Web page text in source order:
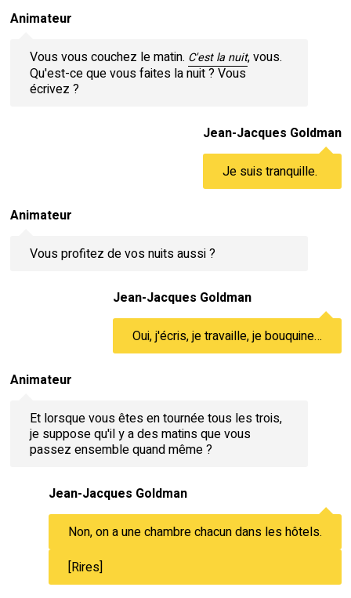
Animateur
Vous vous couchez le matin. C'est la nuit, vous.
Qu'est-ce que vous faites la nuit ? Vous
écrivez ?
Jean-Jacques Goldman
Je suis tranquille.
Animateur
Vous profitez de vos nuits aussi ?
Jean-Jacques Goldman
Oui, j'écris, je travaille, je bouquine…
Animateur
Et lorsque vous êtes en tournée tous les trois,
je suppose qu'il y a des matins que vous
passez ensemble quand même ?
Jean-Jacques Goldman
Non, on a une chambre chacun dans les hôtels.
[Rires]